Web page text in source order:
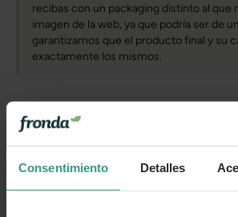
Consentimiento Detalles
recibas con un packaging distinto al que
imagen de la web, ya que podría ser de
garantizamos que el producto final y su
exactamente los mismos.
Más información
Cuidados